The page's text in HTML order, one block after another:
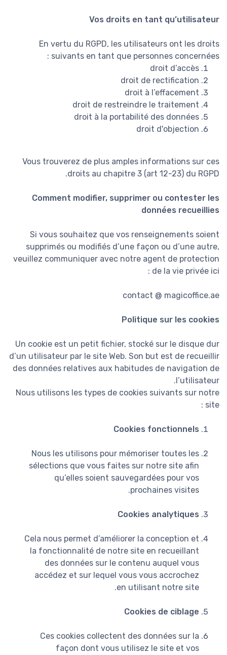
Vos droits en tant qu’utilisateur
En vertu du RGPD, les utilisateurs ont les droits
suivants en tant que personnes concernées :
droit d’accès
droit de rectification
droit à l’effacement
droit de restreindre le traitement
droit à la portabilité des données
droit d'objection
Vous trouverez de plus amples informations sur ces
droits au chapitre 3 (art 12-23) du RGPD.
Comment modifier, supprimer ou contester les
données recueillies
Si vous souhaitez que vos renseignements soient
supprimés ou modifiés d’une façon ou d’une autre,
veuillez communiquer avec notre agent de protection
de la vie privée ici :
contact @ magicoffice.ae
Politique sur les cookies
Un cookie est un petit fichier, stocké sur le disque dur
d’un utilisateur par le site Web. Son but est de recueillir
des données relatives aux habitudes de navigation de
l’utilisateur.
Nous utilisons les types de cookies suivants sur notre
site :
Cookies fonctionnels
Nous les utilisons pour mémoriser toutes les
sélections que vous faites sur notre site afin
qu’elles soient sauvegardées pour vos
prochaines visites.
Cookies analytiques
Cela nous permet d’améliorer la conception et
la fonctionnalité de notre site en recueillant
des données sur le contenu auquel vous
accédez et sur lequel vous vous accrochez
en utilisant notre site.
Cookies de ciblage
Ces cookies collectent des données sur la
façon dont vous utilisez le site et vos